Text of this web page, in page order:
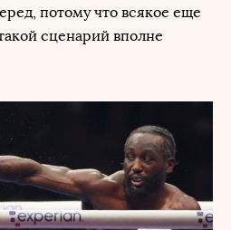
потому что всякое еще
сценарий вполне